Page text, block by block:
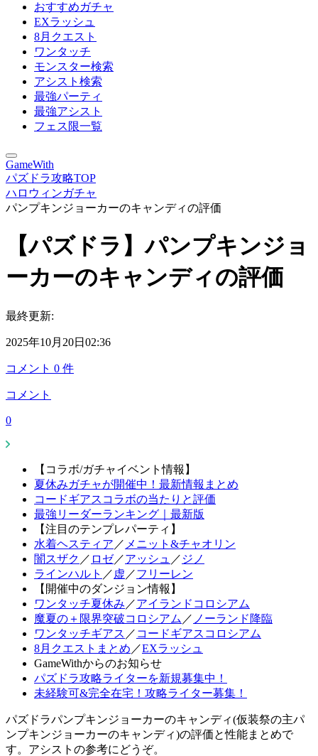
おすすめガチャ
EXラッシュ
8月クエスト
ワンタッチ
モンスター検索
アシスト検索
最強パーティ
最強アシスト
フェス限一覧
GameWith
パズドラ攻略TOP
ハロウィンガチャ
パンプキンジョーカーのキャンディの評価
【パズドラ】パンプキンジョ
ーカーのキャンディの評価
最終更新:
2025年10月20日02:36
コメント 0 件
コメント
0
【コラボ/ガチャイベント情報】
夏休みガチャが開催中！最新情報まとめ
コードギアスコラボの当たりと評価
最強リーダーランキング｜最新版
【注目のテンプレパーティ】
水着ヘスティア ／ メニット&チャオリン
闇スザク ／ ロゼ／アッシュ ／ ジノ
ラインハルト ／ 虚 ／フリーレン
【開催中のダンジョン情報】
ワンタッチ夏休み ／アイランドコロシアム
魔夏の＋限界突破コロシアム ／ ノーランド降臨
ワンタッチギアス ／ コードギアスコロシアム
8月クエストまとめ ／EXラッシュ
GameWithからのお知らせ
パズドラ攻略ライターを新規募集中！
未経験可&完全在宅！攻略ライター募集！
パズドラパンプキンジョーカーのキャンディ(仮装祭の主パ
ンプキンジョーカーのキャンディ)の評価と性能まとめで
す。アシストの参考にどうぞ。